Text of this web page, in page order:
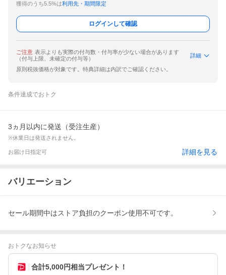
獲得のうち5.5%は利用先・期間限定
ログインして確認
ご注意 表示よりも実際の付与数・付与率が少ない場合があります
（付与上限、未確定の付与等）
詳細
原則税抜価格が対象です。特典詳細は内訳でご確認ください。
条件達成でおトク
3ヵ月以内に発送（受注生産）
※休業日は発送されません。
お届け日指定可 詳細を見る
バリエーション
セール期間中はストア負担のクーポン使用不可です。
おトクなお知らせ
合計5,000円相当プレゼント！